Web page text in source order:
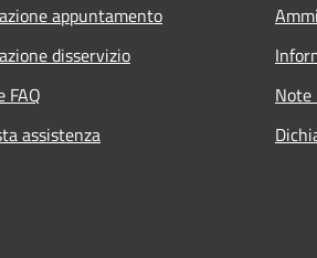
appuntamento
disservizio
FAQ
assistenza
Note